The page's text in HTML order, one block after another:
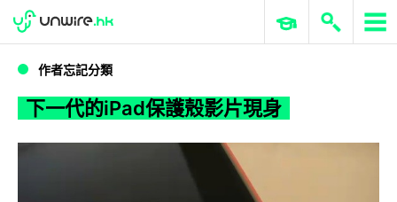
下一代的iPad保護殼影片現身
WWDC 2026 ERP 與商業 AI
作者忘記分類
下一代的iPad保護殼影片現身